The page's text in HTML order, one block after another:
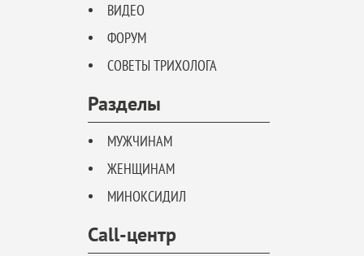
ВИДЕО
ФОРУМ
СОВЕТЫ ТРИХОЛОГА
Разделы
МУЖЧИНАМ
ЖЕНЩИНАМ
МИНОКСИДИЛ
Call-центр